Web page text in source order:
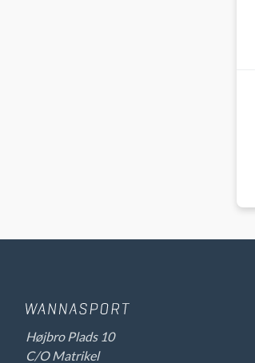
Højbro Plads 10
C/O Matrikel